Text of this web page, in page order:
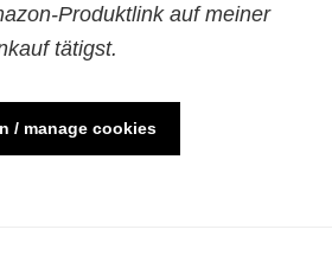
Produktlink auf meiner
tätigst.
/ manage cookies